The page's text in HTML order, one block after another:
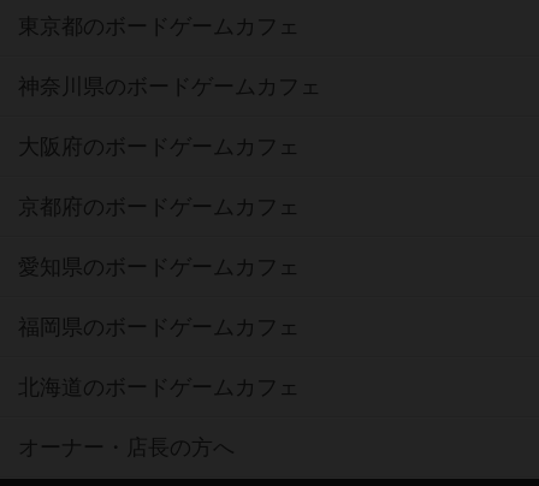
東京都のボードゲームカフェ
神奈川県のボードゲームカフェ
大阪府のボードゲームカフェ
京都府のボードゲームカフェ
愛知県のボードゲームカフェ
福岡県のボードゲームカフェ
北海道のボードゲームカフェ
オーナー・店長の方へ